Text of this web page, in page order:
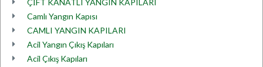
ÇİFT KANATLI YANGIN KAPILARI
Camlı Yangın Kapısı
CAMLI YANGIN KAPILARI
Acil Yangın Çıkış Kapıları
Acil Çıkış Kapıları